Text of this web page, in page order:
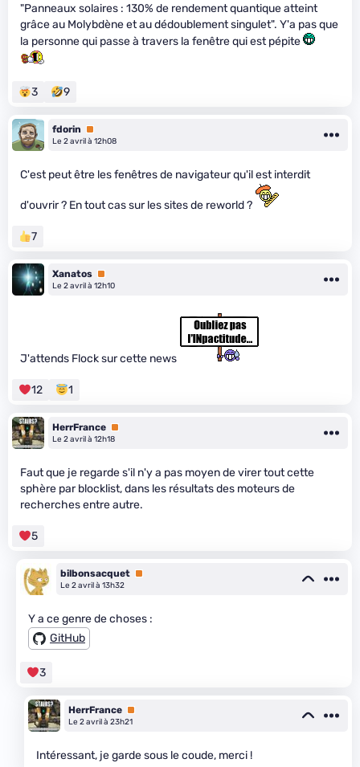
"Panneaux solaires : 130% de rendement quantique atteint
grâce au Molybdène et au dédoublement singulet". Y'a pas que
la personne qui passe à travers la fenêtre qui est pépite
3 9
fdorin
Premium
Le 2 avril à 12h08
C'est peut être les fenêtres de navigateur qu'il est interdit
d'ouvrir ? En tout cas sur les sites de reworld ?
7
Xanatos Premium
Le 2 avril à 12h10
J'attends Flock sur cette news
12 1
HerrFrance Premium
Le 2 avril à 12h18
Faut que je regarde s'il n'y a pas moyen de virer tout cette
sphère par blocklist, dans les résultats des moteurs de
recherches entre autre.
5
bilbonsacquet Premium
Le 2 avril à 13h32
Y a ce genre de choses :
GitHub
3
HerrFrance Premium
Le 2 avril à 23h21
Intéressant, je garde sous le coude, merci !